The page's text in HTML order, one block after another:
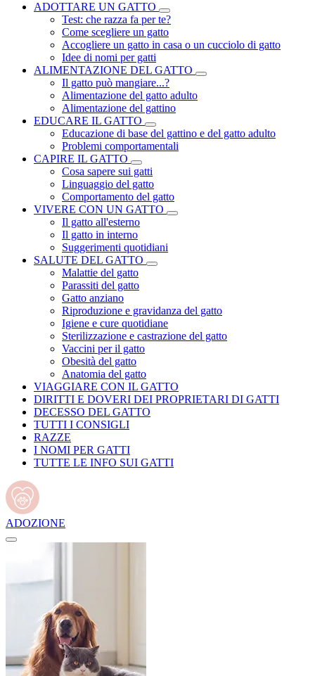
ADOTTARE UN GATTO
Test: che razza fa per te?
Come scegliere un gatto
Accogliere un gatto in casa o un cucciolo di gatto
Idee di nomi per gatti
ALIMENTAZIONE DEL GATTO
Il gatto può mangiare...?
Alimentazione del gatto adulto
Alimentazione del gattino
EDUCARE IL GATTO
Educazione di base del gattino e del gatto adulto
Problemi comportamentali
CAPIRE IL GATTO
Cosa sapere sui gatti
Linguaggio del gatto
Comportamento del gatto
VIVERE CON UN GATTO
Il gatto all'esterno
Il gatto in interno
Suggerimenti quotidiani
SALUTE DEL GATTO
Malattie del gatto
Parassiti del gatto
Gatto anziano
Riproduzione e gravidanza del gatto
Igiene e cure quotidiane
Sterilizzazione e castrazione del gatto
Vaccini per il gatto
Obesità del gatto
Anatomia del gatto
VIAGGIARE CON IL GATTO
DIRITTI E DOVERI DEI PROPRIETARI DI GATTI
DECESSO DEL GATTO
TUTTI I CONSIGLI
RAZZE
I NOMI PER GATTI
TUTTE LE INFO SUI GATTI
ADOZIONE